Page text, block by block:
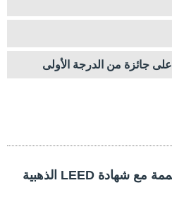
جائزة من الدرجة الأولى
شقق حديثة وكلاسيكية مصممة مع شهادة LEED الذهبية